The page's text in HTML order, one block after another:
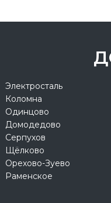
Электросталь
Коломна
Одинцово
Домодедово
Серпухов
Щёлково
Орехово-Зуево
Раменское